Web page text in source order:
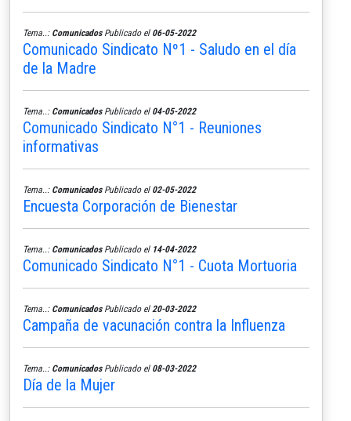
Tema..: ComunicadosPublicado el 06-05-2022
Comunicado Sindicato Nº1 - Saludo en el día
de la Madre
Tema..: ComunicadosPublicado el 04-05-2022
Comunicado Sindicato N°1 - Reuniones
informativas
Tema..: ComunicadosPublicado el 02-05-2022
Encuesta Corporación de Bienestar
Tema..: ComunicadosPublicado el 14-04-2022
Comunicado Sindicato N°1 - Cuota Mortuoria
Tema..: ComunicadosPublicado el 20-03-2022
Campaña de vacunación contra la Influenza
Tema..: ComunicadosPublicado el 08-03-2022
Día de la Mujer